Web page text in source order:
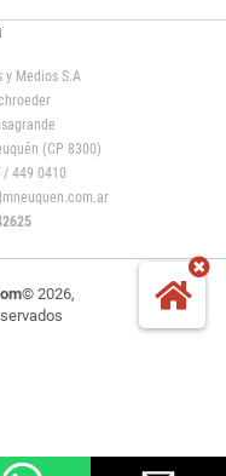
Medios S.A
(CP 8300)
449 0410
© 2026,